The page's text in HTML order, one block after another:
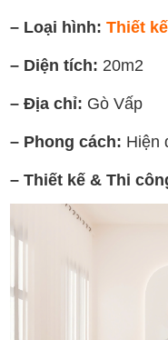
– Loại hình:Thiết
– Diện tích: 20m2
– Địa chỉ: Gò Vấp
– Phong cách: Hiện
– Thiết kế & Thi